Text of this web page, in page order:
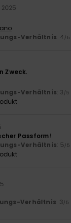
Verhältnis: 4/5
Zweck.
Verhältnis: 3/5
Passform!
Verhältnis: 5/5
Verhältnis: 3/5